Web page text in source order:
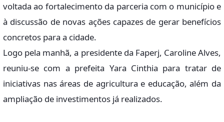
voltada ao fortalecimento da parceria com o município e
à discussão de novas ações capazes de gerar benefícios
concretos para a cidade.
Logo pela manhã, a presidente da Faperj, Caroline Alves,
reuniu-se com a prefeita Yara Cinthia para tratar de
iniciativas nas áreas de agricultura e educação, além da
ampliação de investimentos já realizados.